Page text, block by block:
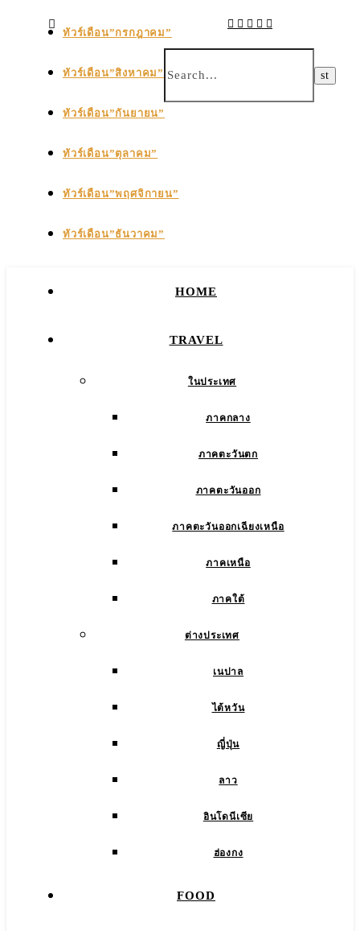
ทัวร์เดือน”กรกฎาคม”
ทัวร์เดือน”สิงหาคม”
ทัวร์เดือน”กันยายน”
ทัวร์เดือน”ตุลาคม”
ทัวร์เดือน”พฤศจิกายน”
ทัวร์เดือน”ธันวาคม”
HOME
TRAVEL
ในประเทศ
ภาคกลาง
ภาคตะวันตก
ภาคตะวันออก
ภาคตะวันออกเฉียงเหนือ
ภาคเหนือ
ภาคใต้
ต่างประเทศ
เนปาล
ไต้หวัน
ญี่ปุ่น
ลาว
อินโดนีเซีย
ฮ่องกง
FOOD